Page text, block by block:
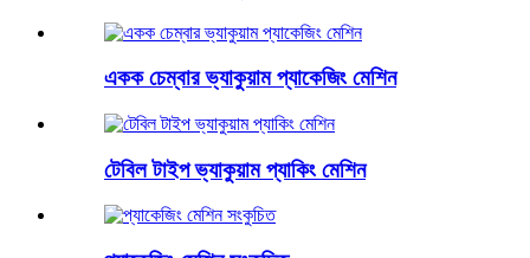
একক চেম্বার ভ্যাকুয়াম প্যাকেজিং মেশিন
টেবিল টাইপ ভ্যাকুয়াম প্যাকিং মেশিন